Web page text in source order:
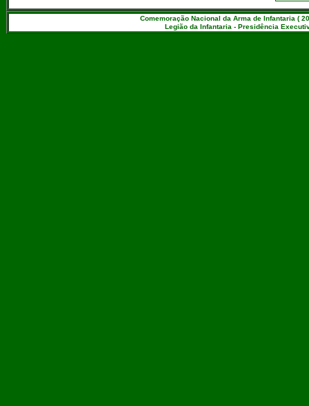
Comemoração Nacional da Arma de Infantaria (
Legião da Infantaria - Presidência